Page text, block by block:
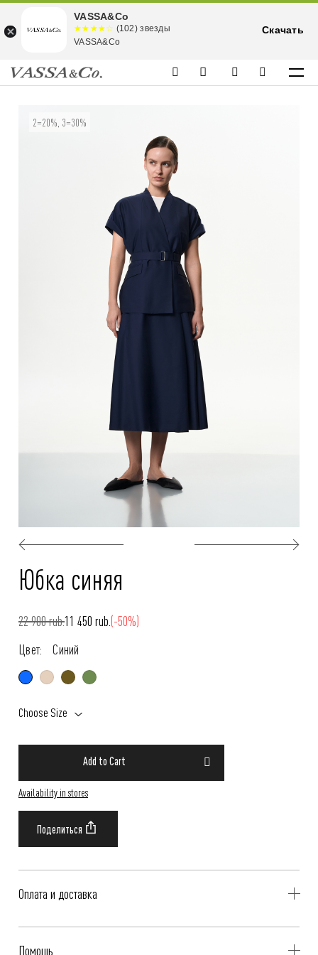
2=20%, 3=30%
Юбка синяя
22 900 rub.11 450 rub.(-50%)
Цвет:
Синий
Choose Size
Add to Cart
Availability in stores
Оплата и доставка
Помощь
VASSA&Co
☆☆☆☆☆
★★★★
★
(102) звезды
VASSA&Co
Скачать